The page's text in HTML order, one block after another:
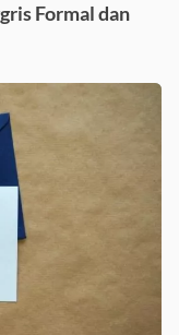
Formal dan